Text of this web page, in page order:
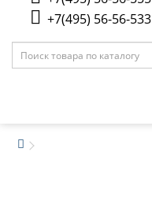
+7(495) 56-56-533